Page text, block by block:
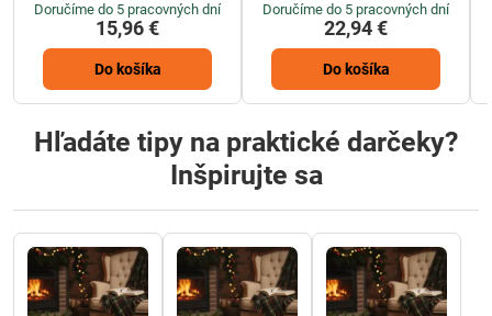
Doručíme do 5 pracovných dní
15,96 €
Do košíka
Doručíme do 5 pracovných dní
22,94 €
Do košíka
Hľadáte tipy na praktické darčeky?
Inšpirujte sa